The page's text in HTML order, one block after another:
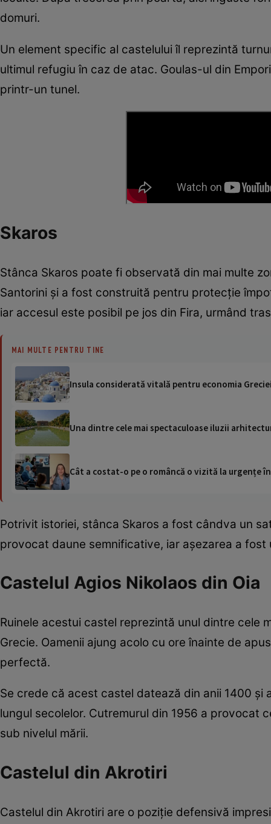
domuri.
Un element specific al castelului îl reprezintă
ultimul refugiu în caz de atac. Goulas-ul din
printr-un tunel.
Skaros
Stânca Skaros poate fi observată din mai multe
Santorini și a fost construită pentru protecție
iar accesul este posibil pe jos din Fira, urmând
MAI MULTE PENTRU TINE
Insula considerată vitală pentru economia
Una dintre cele mai spectaculoase iluzii
Cât a costat-o pe o româncă o vizită la urgențe
Potrivit istoriei, stânca Skaros a fost cândva un
provocat daune semnificative, iar așezarea a
Castelul Agios Nikolaos din Oia
Ruinele acestui castel reprezintă unul dintre cele
Grecie. Oamenii ajung acolo cu ore înainte de
perfectă.
Se crede că acest castel datează din anii 1400
lungul secolelor. Cutremurul din 1956 a provocat
sub nivelul mării.
Castelul din Akrotiri
Castelul din Akrotiri are o poziție defensivă